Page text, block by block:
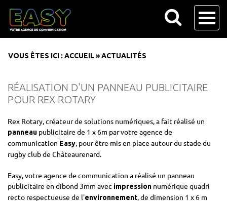
VOUS ÊTES ICI : ACCUEIL»ACTUALITÉS
RÉALISATION D'UN PANNEAU PUBLICITAIRE
POUR REX ROTARY
Rex Rotary, créateur de solutions numériques, a fait réalisé un
panneau publicitaire de 1 x 6m par votre agence de
communication Easy, pour être mis en place autour du stade du
rugby club de Châteaurenard.
Easy, votre agence de communication a réalisé un panneau
publicitaire en dibond 3mm avec impression numérique quadri
recto respectueuse de l'environnement, de dimension 1 x 6 m